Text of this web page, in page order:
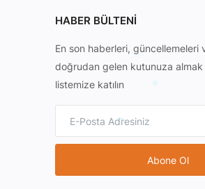
HABER BÜLTENI
En son haberleri, güncellemeleri
doğrudan gelen kutunuza
listemize katılın
Abone Ol